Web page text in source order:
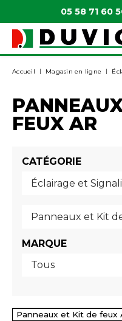
05 58 71 60
Accueil Magasin en ligne
FEUX AR
CATÉGORIE
MARQUE
Panneaux et Kit de feux